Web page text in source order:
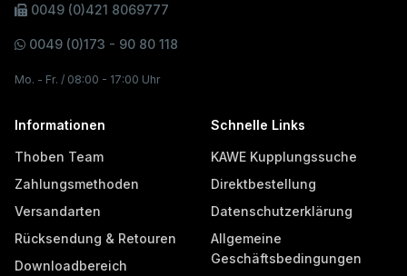
0049 (0)421 8069777
0049 (0)173 - 90 80 118
Mo. - Fr. / 08:00 - 17:00 Uhr
Informationen
Thoben Team
Zahlungsmethoden
Versandarten
Rücksendung & Retouren
Downloadbereich
Schnelle Links
KAWE Kupplungssuche
Direktbestellung
Datenschutzerklärung
Allgemeine
Geschäftsbedingungen